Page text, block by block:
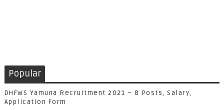
Popular
DHFWS Yamuna Recruitment 2021 – 8 Posts, Salary,
Application Form